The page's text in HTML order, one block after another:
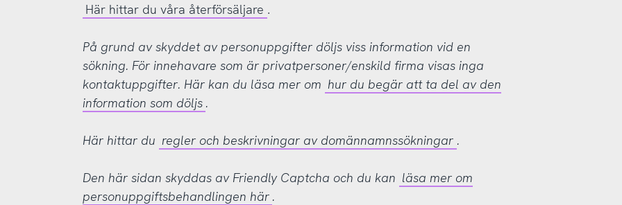
Här hittar du våra återförsäljare .
På grund av skyddet av personuppgifter döljs viss information vid en
sökning. För innehavare som är privatpersoner/enskild firma visas inga
kontaktuppgifter. Här kan du läsa mer om hur du begär att ta del av den
information som döljs .
Här hittar du regler och beskrivningar av domännamnssökningar .
Den här sidan skyddas av Friendly Captcha och du kan läsa mer om
personuppgiftsbehandlingen här .